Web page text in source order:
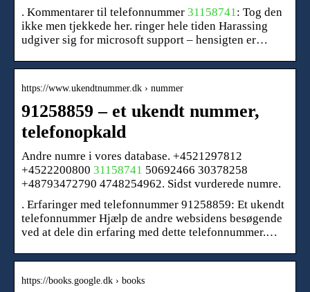
. Kommentarer til telefonnummer 31158741 : Tog den
ikke men tjekkede her. ringer hele tiden Harassing
udgiver sig for microsoft support – hensigten er…
https://www.ukendtnummer.dk › nummer
91258859 – et ukendt nummer,
telefonopkald
Andre numre i vores database. +4521297812
+4522200800 31158741 50692466 30378258
+48793472790 4748254962. Sidst vurderede numre.
. Erfaringer med telefonnummer 91258859: Et ukendt
telefonnummer Hjælp de andre websidens besøgende
ved at dele din erfaring med dette telefonnummer.…
https://books.google.dk › books